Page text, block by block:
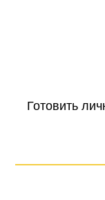
Готовить